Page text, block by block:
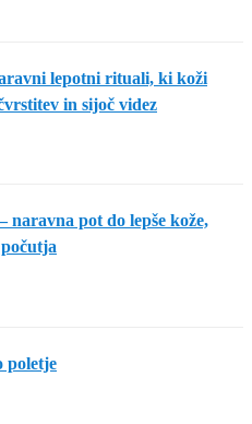
lepotni rituali, ki koži
in sijoč videz
naravna pot do lepše kože,
poletje